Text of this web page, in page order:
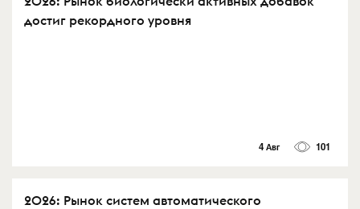
достиг рекордного уровня
4 Авг 101
2026: Рынок систем автоматического